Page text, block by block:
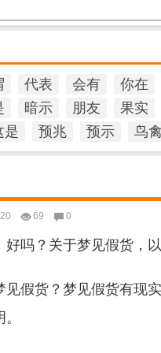
代表 会有 你在
暗示 朋友 果实
是 预兆 预示 鸟
69 0
吗？关于梦见假货，
见假货？梦见假货有现